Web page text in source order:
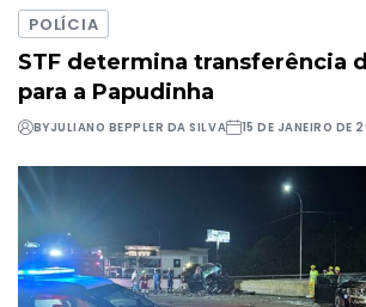
POLÍCIA
STF determina transferência
para a Papudinha
BYJULIANO BEPPLER DA SILVA 15 DE JANEIRO DE